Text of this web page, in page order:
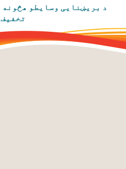
د بریښنایی وسایطو هڅونه
تخفیف